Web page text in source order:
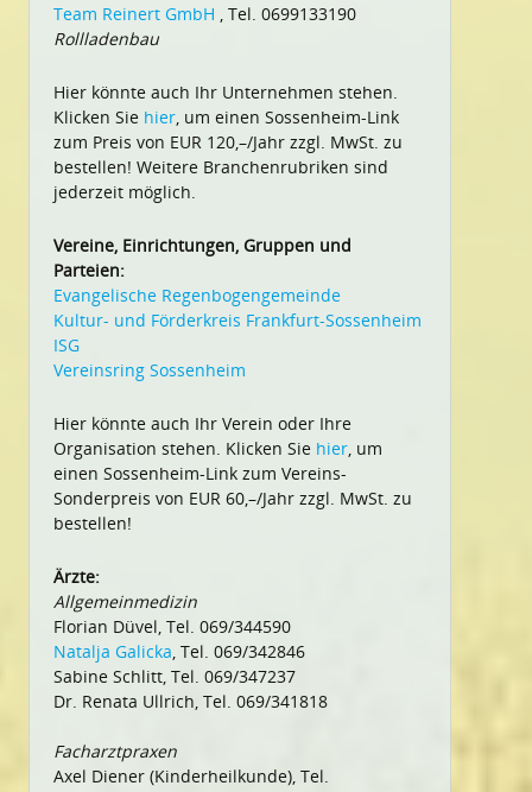
Team Reinert GmbH , Tel. 0699133190
Rollladenbau
Hier könnte auch Ihr Unternehmen stehen.
Klicken Sie hier , um einen Sossenheim-Link
zum Preis von EUR 120,–/Jahr zzgl. MwSt. zu
bestellen! Weitere Branchenrubriken sind
jederzeit möglich.
Vereine, Einrichtungen, Gruppen und
Parteien:
Evangelische Regenbogengemeinde
Kultur- und Förderkreis Frankfurt-Sossenheim
ISG
Vereinsring Sossenheim
Hier könnte auch Ihr Verein oder Ihre
Organisation stehen. Klicken Sie hier , um
einen Sossenheim-Link zum Vereins-
Sonderpreis von EUR 60,–/Jahr zzgl. MwSt. zu
bestellen!
Ärzte:
Allgemeinmedizin
Florian Düvel, Tel. 069/344590
Natalja Galicka , Tel. 069/342846
Sabine Schlitt, Tel. 069/347237
Dr. Renata Ullrich, Tel. 069/341818
Facharztpraxen
Axel Diener (Kinderheilkunde), Tel.